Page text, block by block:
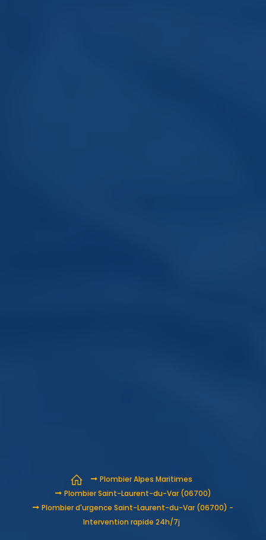
Plombier Alpes Maritimes
Plombier Saint-Laurent-du-Var (06700)
Plombier d'urgence Saint-Laurent-du-Var (06700) -
Intervention rapide 24h/7j